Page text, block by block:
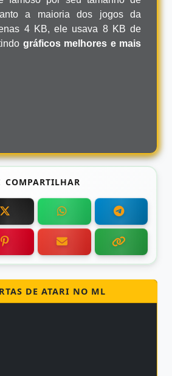
a maioria dos jogos da
4 KB, ele usava 8 KB de
gráficos melhores e mais
COMPARTILHAR
DE ATARI NO ML